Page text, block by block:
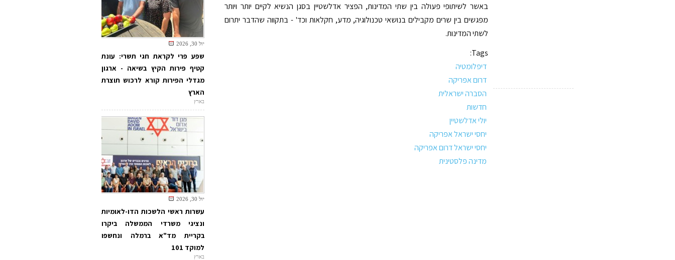
באשר לשיתופי פעולה בין שתי המדינות, הפציר אדלשטיין בסגן הנשיא לקיים יותר ויותר
מפגשים בין שרים מקבילים בנושאי טכנולוגיה, מדע, חקלאות וכד' - בתקווה שהדבר יתרום
לשתי המדינות.
Tags:
דיפלומטיה
דרום אפריקה
הסברה ישראלית
חדשות
יולי אדלשטיין
יחסי ישראל אפריקה
יחסי ישראל דרום אפריקה
מדינה פלסטינית
יול 30, 2026
שפע פרי לקראת חגי תשרי: עונת
קטיף פירות הקיץ בשיאה - ארגון
מגדלי הפירות קורא לרכוש תוצרת
הארץ
בארץ
יול 30, 2026
עשרות ראשי הלשכות הדו-לאומיות
ונציגי משרדי הממשלה ביקרו
בקריית מד"א ברמלה ונחשפו
למוקד 101
בארץ